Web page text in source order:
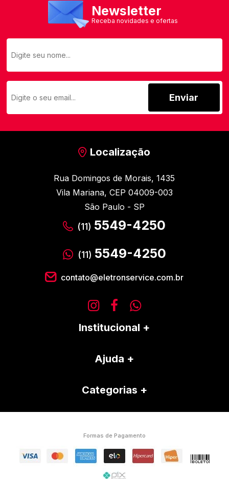
Newsletter
Receba novidades e ofertas
Enviar
Localização
Rua Domingos de Morais, 1435
Vila Mariana, CEP 04009-003
São Paulo - SP
(11) 5549-4250
(11) 5549-4250
contato@eletronservice.com.br
Institucional
Ajuda
Categorias
Formas de Pagamento